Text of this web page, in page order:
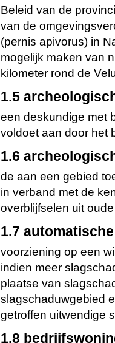
Beleid van de
van de
(pernis apivorus) in
mogelijk maken van
kilometer rond de
1.5
een deskundige met
voldoet aan door het
1.6
de aan een gebied
in verband met de
overblijfselen uit
1.7
voorziening op een
indien meer
plaatse van
slagschaduwgebied
getroffen uitwendige
1.8